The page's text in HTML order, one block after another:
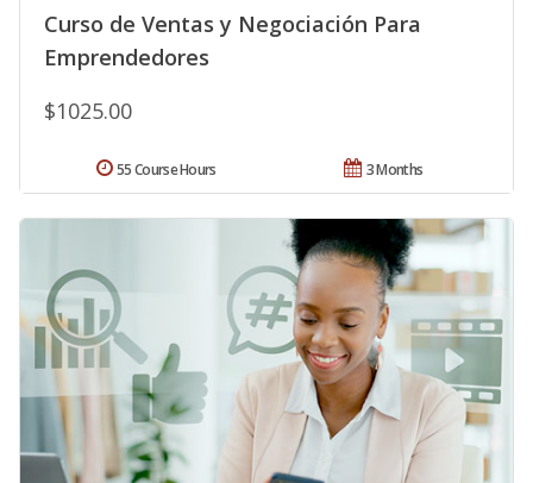
Curso de Ventas y Negociación Para
Emprendedores
$1025.00
3 Months
55 Course Hours